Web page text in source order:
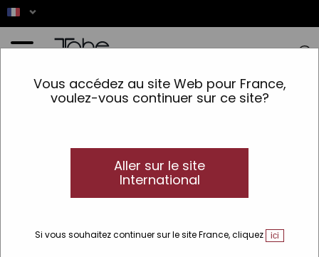
Vous accédez au site Web pour France,
voulez-vous continuer sur ce site?
Aller sur le site
International
Si vous souhaitez continuer sur le site France, cliquez ici
>Cheveux >Finition > Spray > Spray volume pour cheveux mat Advanced